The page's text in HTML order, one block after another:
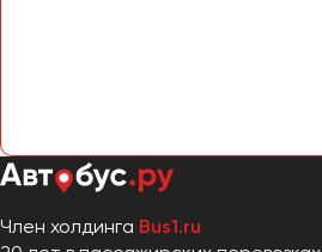
Член холдинга Bus1.ru